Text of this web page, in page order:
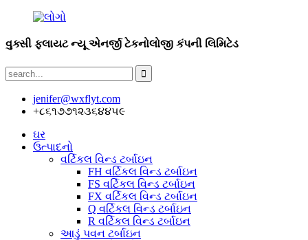
વુક્સી ફ્લાયટ ન્યૂ એનર્જી ટેકનોલોજી કંપની લિમિટેડ
jenifer@wxflyt.com
+૮૬૧૭૭૧૨૩૬૪૪૫૯
ઘર
ઉત્પાદનો
વર્ટિકલ વિન્ડ ટર્બાઇન
FH વર્ટિકલ વિન્ડ ટર્બાઇન
FS વર્ટિકલ વિન્ડ ટર્બાઇન
FX વર્ટિકલ વિન્ડ ટર્બાઇન
Q વર્ટિકલ વિન્ડ ટર્બાઇન
R વર્ટિકલ વિન્ડ ટર્બાઇન
આડું પવન ટર્બાઇન